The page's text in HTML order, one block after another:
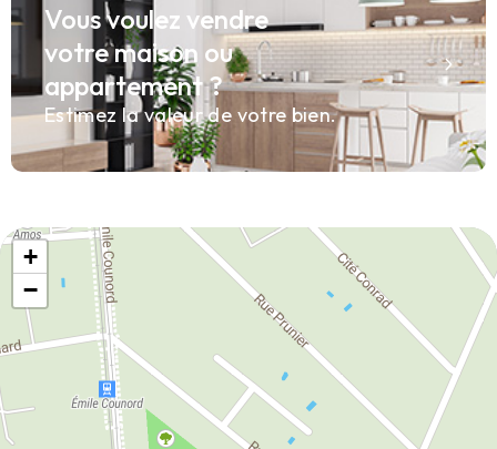
Vous voulez vendre
votre maison ou
appartement ?
Estimez la valeur de votre bien.
+
−